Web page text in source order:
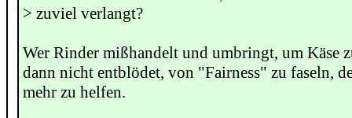
> zuviel verlangt?
Wer Rinder mißhandelt und umbringt, um Käse
dann nicht entblödet, von "Fairness" zu faseln,
mehr zu helfen.